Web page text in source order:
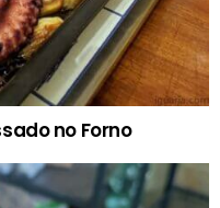
no Forno